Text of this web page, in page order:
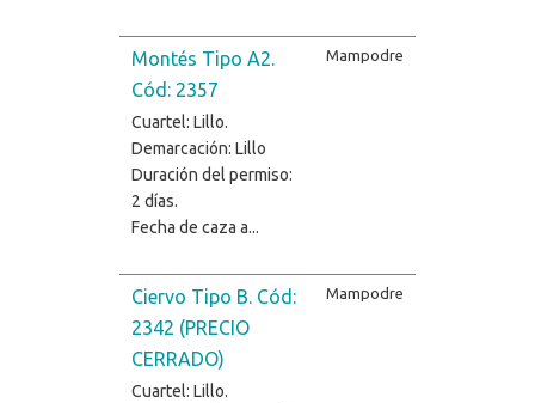
Montés Tipo A2.
Cód: 2357
Cuartel: Lillo.
Demarcación: Lillo
Duración del permiso:
2 días.
Fecha de caza a...
Mampodre
Ciervo Tipo B. Cód:
2342 (PRECIO
CERRADO)
Cuartel: Lillo.
Mampodre